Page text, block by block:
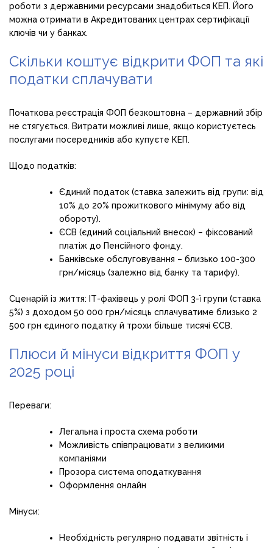
роботи з державними ресурсами знадобиться КЕП. Його
можна отримати в Акредитованих центрах сертифікації
ключів чи у банках.
Скільки коштує відкрити ФОП та які
податки сплачувати
Початкова реєстрація ФОП безкоштовна – державний збір
не стягується. Витрати можливі лише, якщо користуєтесь
послугами посередників або купуєте КЕП.
Щодо податків:
Єдиний податок (ставка залежить від групи: від
10% до 20% прожиткового мінімуму або від
обороту).
ЄСВ (єдиний соціальний внесок) – фіксований
платіж до Пенсійного фонду.
Банківське обслуговування – близько 100-300
грн/місяць (залежно від банку та тарифу).
Сценарій із життя: ІТ-фахівець у ролі ФОП 3-ї групи (ставка
5%) з доходом 50 000 грн/місяць сплачуватиме близько 2
500 грн єдиного податку й трохи більше тисячі ЄСВ.
Плюси й мінуси відкриття ФОП у
2025 році
Переваги:
Легальна і проста схема роботи
Можливість співпрацювати з великими
компаніями
Прозора система оподаткування
Оформлення онлайн
Мінуси:
Необхідність регулярно подавати звітність і